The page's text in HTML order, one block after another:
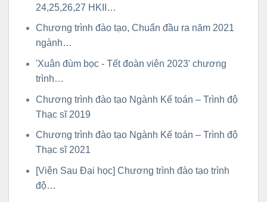
24,25,26,27 HKII…
Chương trình đào tạo, Chuẩn đầu ra năm 2021
ngành…
'Xuân đùm bọc - Tết đoàn viên 2023' chương
trình…
Chương trình đào tạo Ngành Kế toán – Trình độ
Thạc sĩ 2019
Chương trình đào tạo Ngành Kế toán – Trình độ
Thạc sĩ 2021
[Viện Sau Đại học] Chương trình đào tạo trình
độ…